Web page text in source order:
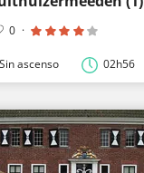
0 ·
Sin ascenso 02h56